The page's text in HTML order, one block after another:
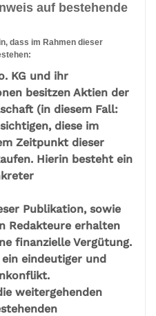
auf bestehende
dass im Rahmen dieser
KG und ihr
besitzen Aktien der
(in diesem Fall:
diese im
Zeitpunkt dieser
Hierin besteht ein
Publikation, sowie
Redakteure erhalten
finanzielle Vergütung.
eindeutiger und
weitergehenden